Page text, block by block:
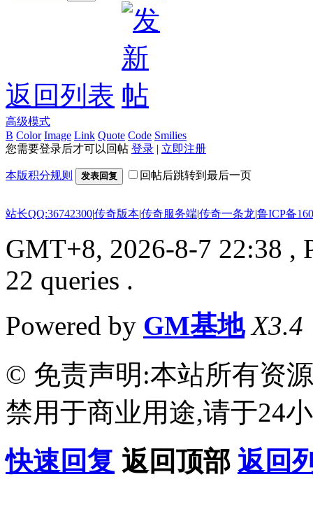
返回列表
高级模式
B Color Image Link Quote Code Smilies
您需要登录后才可以回帖 登录 | 立即注册
本版积分规则 发表回复 回帖后跳转到最后一页
站长QQ:36742300|传奇版本|传奇服务端|传奇一条龙|鲁ICP备
GMT+8, 2026-8-7 22:38 ,
22 queries .
Powered by GM基地 X3.4
© 免责声明:本站所有资
禁用于商业用途,请于24
快速回复 返回顶部 返回